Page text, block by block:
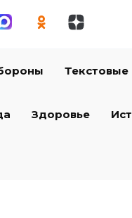
Текстовые
Здоровье